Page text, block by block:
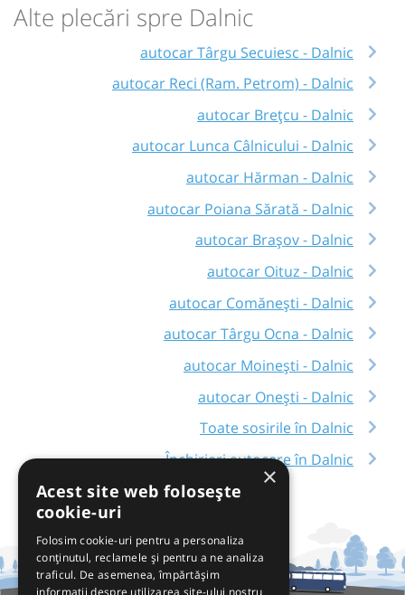
Alte plecări spre Dalnic
autocar Târgu Secuiesc - Dalnic
autocar Reci (Ram. Petrom) - Dalnic
autocar Brețcu - Dalnic
autocar Lunca Câlnicului - Dalnic
autocar Hărman - Dalnic
autocar Poiana Sărată - Dalnic
autocar Brașov - Dalnic
autocar Oituz - Dalnic
autocar Comănești - Dalnic
autocar Târgu Ocna - Dalnic
autocar Moinești - Dalnic
autocar Onești - Dalnic
Toate sosirile în Dalnic
Închirieri autocare în Dalnic
×
Acest site web folosește
cookie-uri
Folosim cookie-uri pentru a personaliza
conținutul, reclamele și pentru a ne analiza
traficul. De asemenea, împărtășim
informații despre utilizarea site-ului nostru